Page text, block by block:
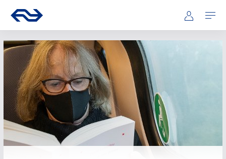
Hoofdnavigatie
Ga naar de homepage van ns.nl Mijn NS
Openen